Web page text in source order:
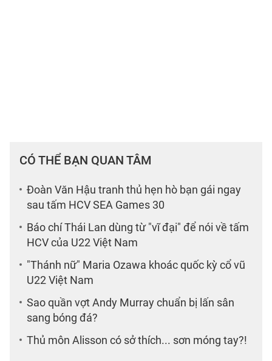
CÓ THỂ BẠN QUAN TÂM
Đoàn Văn Hậu tranh thủ hẹn hò bạn gái ngay
sau tấm HCV SEA Games 30
Báo chí Thái Lan dùng từ "vĩ đại" để nói về tấm
HCV của U22 Việt Nam
"Thánh nữ" Maria Ozawa khoác quốc kỳ cổ vũ
U22 Việt Nam
Sao quần vợt Andy Murray chuẩn bị lấn sân
sang bóng đá?
Thủ môn Alisson có sở thích... sơn móng tay?!